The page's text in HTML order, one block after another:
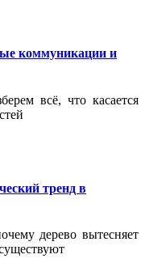
коммуникации и
всё, что касается
тренд в
дерево вытесняет